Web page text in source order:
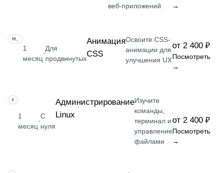
веб-приложений
→
1
месяц
·
Для
продвинутых
Анимация
CSS
Освоите CSS-
анимации для
улучшения UX
от 2 400 ₽
Посмотреть
→
НАВЫК
1
месяц
·
С
нуля
Администрирование
Linux
Изучите
команды,
терминал и
управление
файлами
от 2 400 ₽
Посмотреть
→